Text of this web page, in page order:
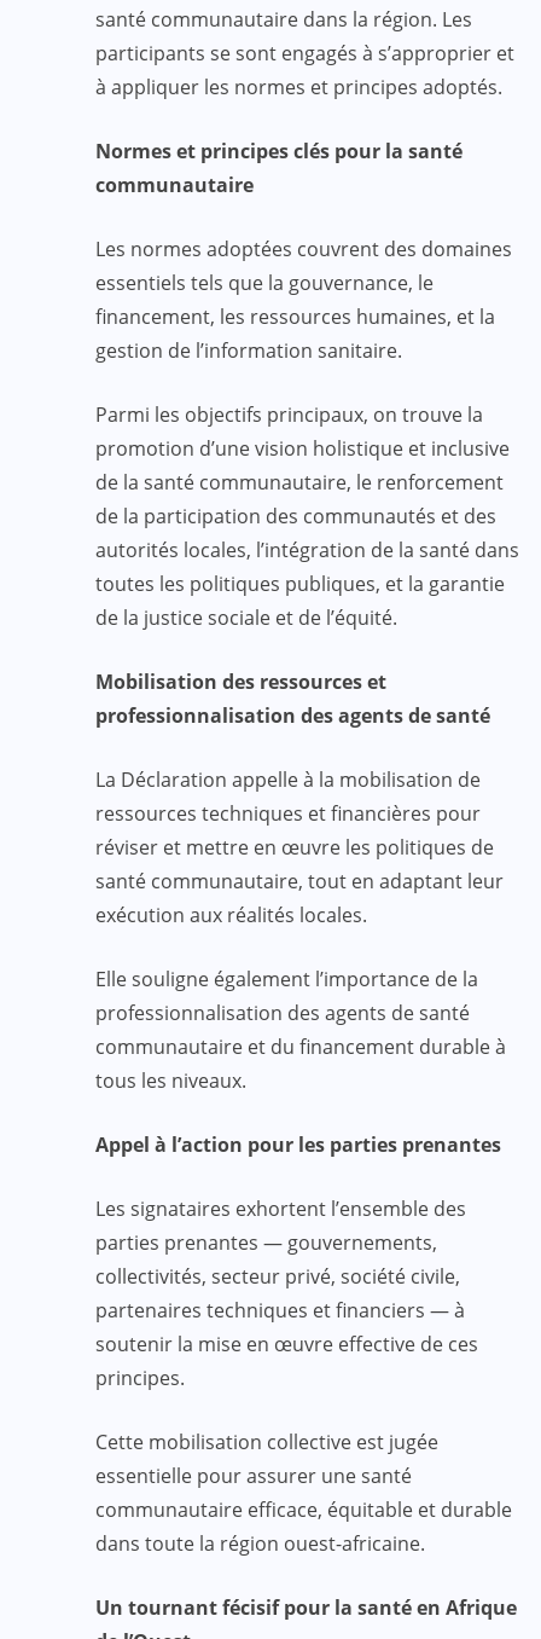
santé communautaire dans la région. Les
participants se sont engagés à s’approprier et
à appliquer les normes et principes adoptés.
Normes et principes clés pour la santé
communautaire
Les normes adoptées couvrent des domaines
essentiels tels que la gouvernance, le
financement, les ressources humaines, et la
gestion de l’information sanitaire.
Parmi les objectifs principaux, on trouve la
promotion d’une vision holistique et inclusive
de la santé communautaire, le renforcement
de la participation des communautés et des
autorités locales, l’intégration de la santé dans
toutes les politiques publiques, et la garantie
de la justice sociale et de l’équité.
Mobilisation des ressources et
professionnalisation des agents de santé
La Déclaration appelle à la mobilisation de
ressources techniques et financières pour
réviser et mettre en œuvre les politiques de
santé communautaire, tout en adaptant leur
exécution aux réalités locales.
Elle souligne également l’importance de la
professionnalisation des agents de santé
communautaire et du financement durable à
tous les niveaux.
Appel à l’action pour les parties prenantes
Les signataires exhortent l’ensemble des
parties prenantes — gouvernements,
collectivités, secteur privé, société civile,
partenaires techniques et financiers — à
soutenir la mise en œuvre effective de ces
principes.
Cette mobilisation collective est jugée
essentielle pour assurer une santé
communautaire efficace, équitable et durable
dans toute la région ouest-africaine.
Un tournant fécisif pour la santé en Afrique